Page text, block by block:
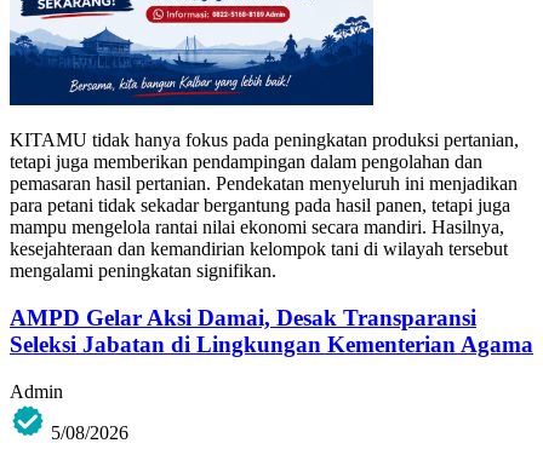
KITAMU tidak hanya fokus pada peningkatan produksi pertanian,
tetapi juga memberikan pendampingan dalam pengolahan dan
pemasaran hasil pertanian. Pendekatan menyeluruh ini menjadikan
para petani tidak sekadar bergantung pada hasil panen, tetapi juga
mampu mengelola rantai nilai ekonomi secara mandiri. Hasilnya,
kesejahteraan dan kemandirian kelompok tani di wilayah tersebut
mengalami peningkatan signifikan.
AMPD Gelar Aksi Damai, Desak Transparansi
Seleksi Jabatan di Lingkungan Kementerian Agama
Admin
5/08/2026